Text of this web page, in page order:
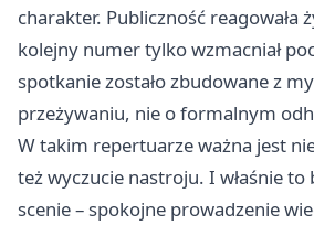
charakter. Publiczność reagowała
kolejny numer tylko wzmacniał
spotkanie zostało zbudowane z
przeżywaniu, nie o formalnym
W takim repertuarze ważna jest
też wyczucie nastroju. I właśnie to
scenie – spokojne prowadzenie